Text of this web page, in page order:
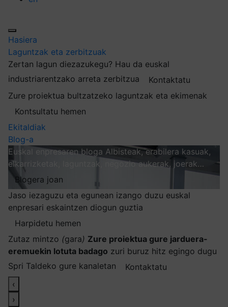
Hasiera
Laguntzak eta zerbitzuak
Zertan lagun diezazukegu? Hau da euskal
industriarentzako arreta zerbitzua
Kontaktatu
Zure proiektua bultzatzeko laguntzak eta ekimenak
Kontsultatu hemen
Ekitaldiak
Blog-a
Euskal enpresaren bloga Albisteak, erabilera kasuak,
elkarrizketak, laguntzak, negozio aukerak, joerak…
Blogera joan
Jaso iezaguzu eta egunean izango duzu euskal
enpresari eskaintzen diogun guztia
Harpidetu hemen
Zutaz mintzo (gara) Zure proiektua gure jarduera-
eremuekin lotuta badago zuri buruz hitz egingo dugu
Spri Taldeko gure kanaletan
Kontaktatu
‹
›